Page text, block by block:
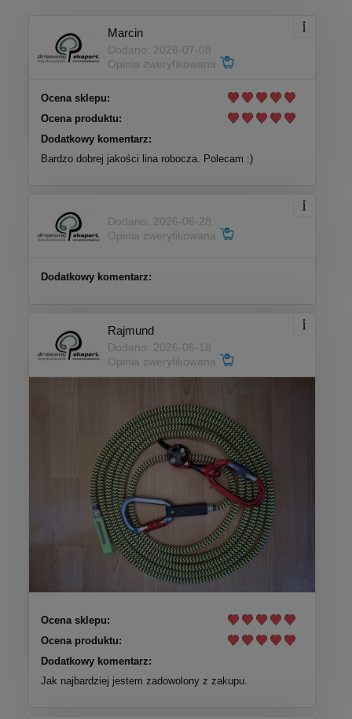
Marcin
Dodano: 2026-07-08
Opinia zweryfikowana
Ocena sklepu:
Ocena produktu:
Dodatkowy komentarz:
Bardzo dobrej jakości lina robocza. Polecam :)
Dodano: 2026-06-28
Opinia zweryfikowana
Dodatkowy komentarz:
Rajmund
Dodano: 2026-06-18
Opinia zweryfikowana
Ocena sklepu:
Ocena produktu:
Dodatkowy komentarz:
Jak najbardziej jestem zadowolony z zakupu.